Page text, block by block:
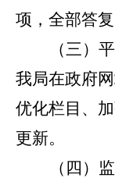
项， 全部答
（三）
我局在政府
优化栏目、
更新。
（四）